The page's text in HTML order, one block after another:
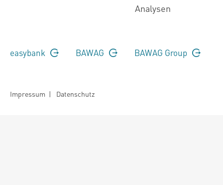
Analysen
easybank BAWAG BAWAG Group
Impressum | Datenschutz